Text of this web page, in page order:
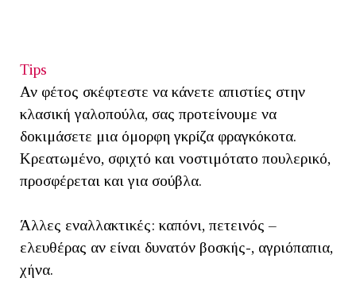
Tips
Αν φέτος σκέφτεστε να κάνετε απιστίες στην
κλασική γαλοπούλα, σας προτείνουμε να
δοκιμάσετε μια όμορφη γκρίζα φραγκόκοτα.
Κρεατωμένο, σφιχτό και νοστιμότατο πουλερικό,
προσφέρεται και για σούβλα.
Άλλες εναλλακτικές: καπόνι, πετεινός –
ελευθέρας αν είναι δυνατόν βοσκής-, αγριόπαπια,
χήνα.